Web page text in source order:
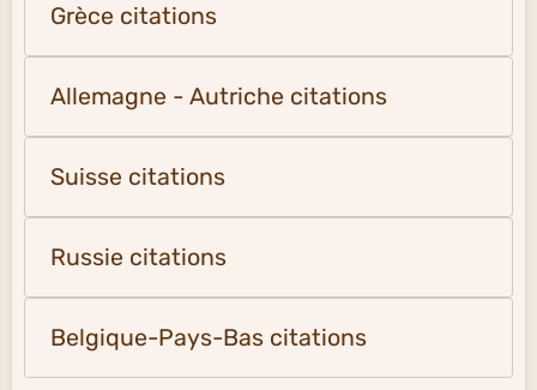
Grèce citations
Allemagne - Autriche citations
Suisse citations
Russie citations
Belgique-Pays-Bas citations